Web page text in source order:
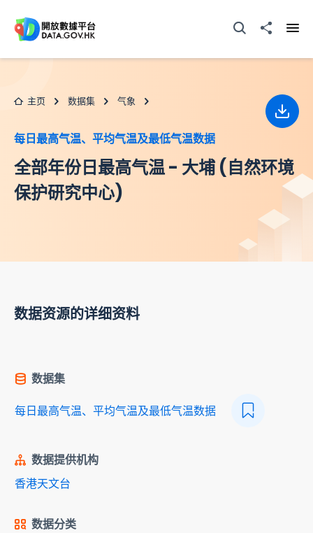
打开搜寻器分享至
主页 数据集 气象
每日最高气温、平均气温及最低气温数据
全部年份日最高气温 - 大埔 (自然环境
保护研究中心)
下载
数据资源的详细资料
数据集
每日最高气温、平均气温及最低气温数据
数据提供机构
香港天文台
数据分类